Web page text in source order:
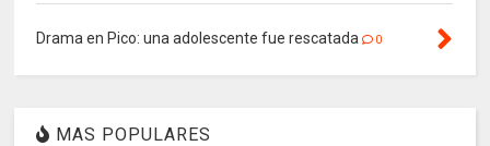
Drama en Pico: una adolescente fue rescatada 0
MAS POPULARES